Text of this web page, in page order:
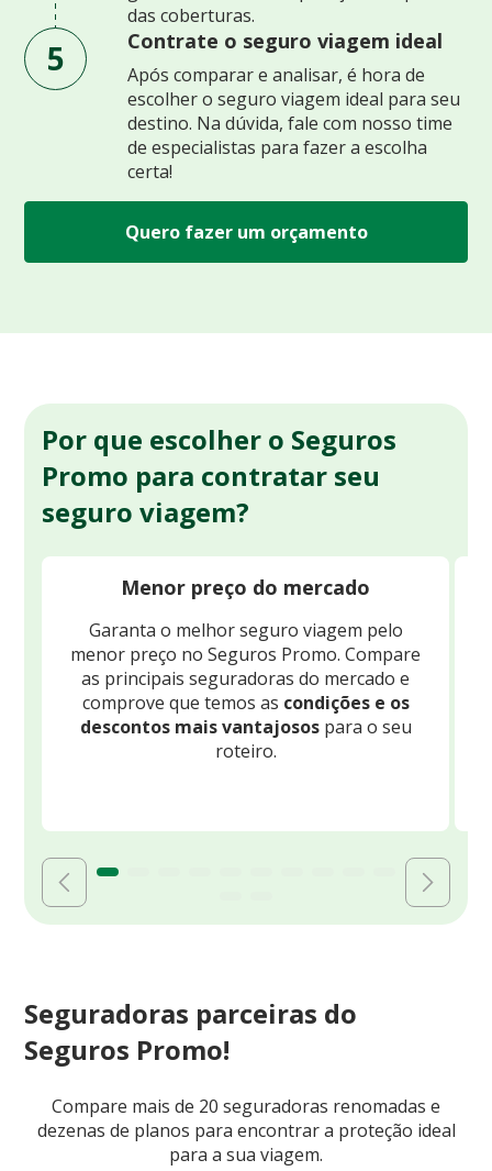
das coberturas.
5 Contrate o seguro viagem ideal
Após comparar e analisar, é hora de
escolher o seguro viagem ideal para seu
destino. Na dúvida, fale com nosso time
de especialistas para fazer a escolha
certa!
Quero fazer um orçamento
Por que escolher o Seguros
Promo para contratar seu
seguro viagem?
Menor preço do mercado
Garanta o melhor seguro viagem pelo
menor preço no Seguros Promo. Compare
as principais seguradoras do mercado e
comprove que temos as condições e os
descontos mais vantajosospara o seu
roteiro.
Seguradoras parceiras do
Seguros Promo!
Compare mais de 20 seguradoras renomadas e
dezenas de planos para encontrar a proteção ideal
para a sua viagem.